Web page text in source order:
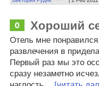
0 Хороший
Отель мне
развлечения в
Первый раз мы это
сразу незаметно